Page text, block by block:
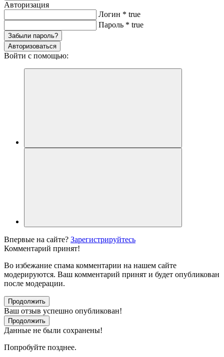
Авторизация
Логин * true
Пароль * true
Забыли пароль?
Авторизоваться
Войти с помощью:
Впервые на сайте? Зарегистрируйтесь
Комментарий принят!
Во избежание спама комментарии на нашем сайте
модерируются. Ваш комментарий принят и будет опубликован
после модерации.
Продолжить
Ваш отзыв успешно опубликован!
Продолжить
Данные не были сохранены!
Попробуйте позднее.